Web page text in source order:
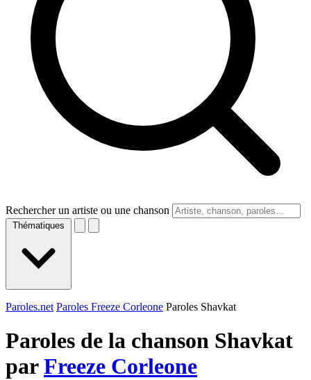
Rechercher un artiste ou une chanson
Thématiques
Paroles.net Paroles Freeze Corleone Paroles Shavkat
Paroles de la chanson Shavkat
parFreeze Corleone